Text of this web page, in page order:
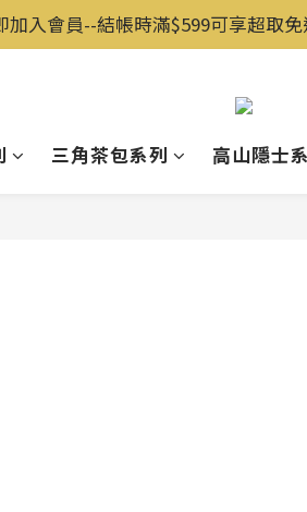
加入會員--結帳時滿$599可享超取
三角茶包系列 高山隱士